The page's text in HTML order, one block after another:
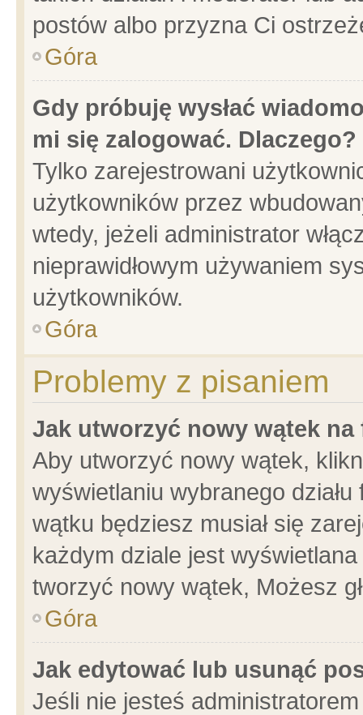
postów albo przyzna Ci
Góra
Gdy próbuję wysłać
mi się zalogować. Dlaczego?
Tylko zarejestrowani
użytkowników przez
wtedy, jeżeli administrator
nieprawidłowym używaniem
użytkowników.
Góra
Problemy z pisaniem
Jak utworzyć nowy wątek na
Aby utworzyć nowy wątek,
wyświetlaniu wybranego
wątku będziesz musiał się
każdym dziale jest
tworzyć nowy wątek, Możesz
Góra
Jak edytować lub usunąć
Jeśli nie jesteś